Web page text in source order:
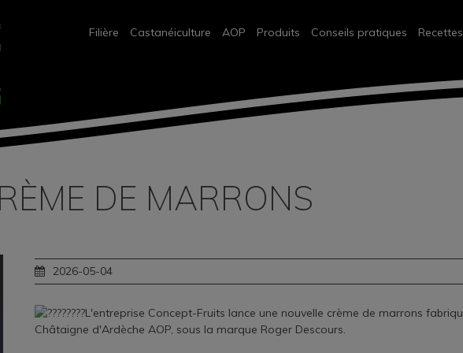
Filière Castanéiculture AOP Produits Conseils pratiques Recettes
DE MARRONS
2026-05-04
L'entreprise Concept-Fruits lance une nouvelle crème de marrons
Châtaigne d'Ardèche AOP, sous la marque Roger Descours.